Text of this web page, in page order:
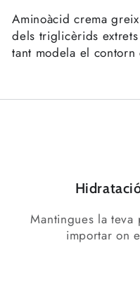
Aminoàcid crema
dels triglicèrids
tant modela el
Mantingues la
importar on
Cal iniciar la
Inicia la sessió al
productes a la
els articles que